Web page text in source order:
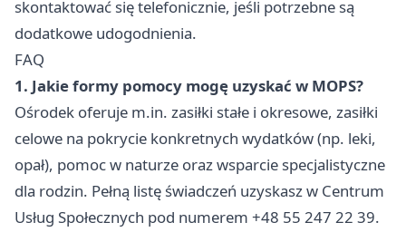
skontaktować się telefonicznie, jeśli potrzebne są
dodatkowe udogodnienia.
FAQ
1. Jakie formy pomocy mogę uzyskać w MOPS?
Ośrodek oferuje m.in. zasiłki stałe i okresowe, zasiłki
celowe na pokrycie konkretnych wydatków (np. leki,
opał), pomoc w naturze oraz wsparcie specjalistyczne
dla rodzin. Pełną listę świadczeń uzyskasz w Centrum
Usług Społecznych pod numerem +48 55 247 22 39.